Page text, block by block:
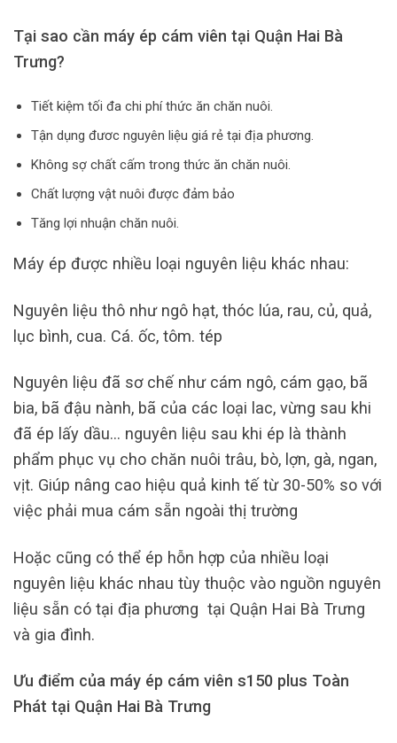
Tại sao cần máy ép cám viên tại Quận Hai Bà
Trưng?
Tiết kiệm tối đa chi phí thức ăn chăn nuôi.
Tận dụng đươc nguyên liệu giá rẻ tại địa phương.
Không sợ chất cấm trong thức ăn chăn nuôi.
Chất lượng vật nuôi được đảm bảo
Tăng lợi nhuận chăn nuôi.
Máy ép được nhiều loại nguyên liệu khác nhau:
Nguyên liệu thô như ngô hạt, thóc lúa, rau, củ, quả,
lục bình, cua. Cá. ốc, tôm. tép
Nguyên liệu đã sơ chế như cám ngô, cám gạo, bã
bia, bã đậu nành, bã của các loại lac, vừng sau khi
đã ép lấy dầu… nguyên liệu sau khi ép là thành
phẩm phục vụ cho chăn nuôi trâu, bò, lợn, gà, ngan,
vịt. Giúp nâng cao hiệu quả kinh tế từ 30-50% so với
việc phải mua cám sẵn ngoài thị trường
Hoặc cũng có thể ép hỗn hợp của nhiều loại
nguyên liệu khác nhau tùy thuộc vào nguồn nguyên
liệu sẵn có tại địa phương tại Quận Hai Bà Trưng
và gia đình.
Ưu điểm của máy ép cám viên s150 plus Toàn
Phát tại Quận Hai Bà Trưng